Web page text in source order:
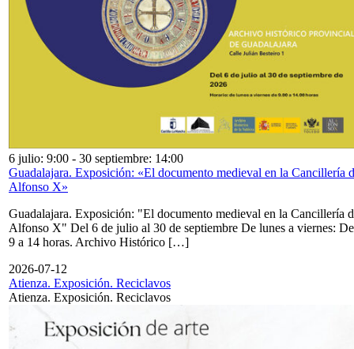
6 julio: 9:00 - 30 septiembre: 14:00
Guadalajara. Exposición: «El documento medieval en la Cancillería
Alfonso X»
Guadalajara. Exposición: "El documento medieval en la Cancillería
Alfonso X" Del 6 de julio al 30 de septiembre De lunes a viernes: De
9 a 14 horas. Archivo Histórico […]
2026-07-12
Atienza. Exposición. Reciclavos
Atienza. Exposición. Reciclavos